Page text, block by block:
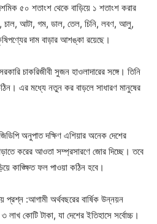
৫০ শতাংশ থেকে বাড়িয়ে ১ শতাংশ করার
চাল, আটা, গম, ডাল, তেল, চিনি, লবণ, আলু,
দাম বাড়ার আশঙ্কা রয়েছে।
চাকরিজীবী সুজন হাওলাদারের সঙ্গে। তিনি
এর মধ্যে নতুন কর বাড়লে সাধারণ মানুষের
অনুপাত দক্ষিণ এশিয়ার অনেক দেশের
করের আওতা সম্প্রসারণে জোর দিচ্ছে। তবে
কাঙ্ক্ষিত ফল পাওয়া কঠিন হবে।
প্রশ্ন :আগামী অর্থবছরের বার্ষিক উন্নয়ন
কোটি টাকা, যা দেশের ইতিহাসে সর্বোচ্চ।